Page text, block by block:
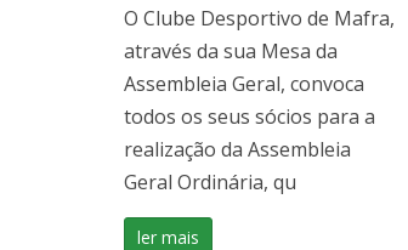
O Clube Desportivo de Mafra,
através da sua Mesa da
Assembleia Geral, convoca
todos os seus sócios para a
realização da Assembleia
Geral Ordinária, qu
ler mais